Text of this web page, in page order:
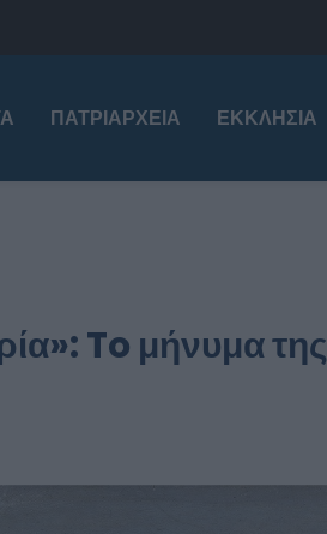
ΠΑΤΡΙΑΡΧΕΊΑ ΕΚΚΛΗΣΊΑ
To μήνυμα της